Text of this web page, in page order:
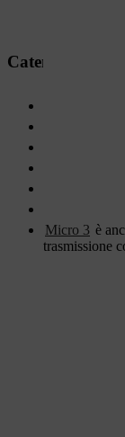
Catena con
Affilatura di
Alta qualità
Costruita per
Minime
Micro 3 è
trasmissione